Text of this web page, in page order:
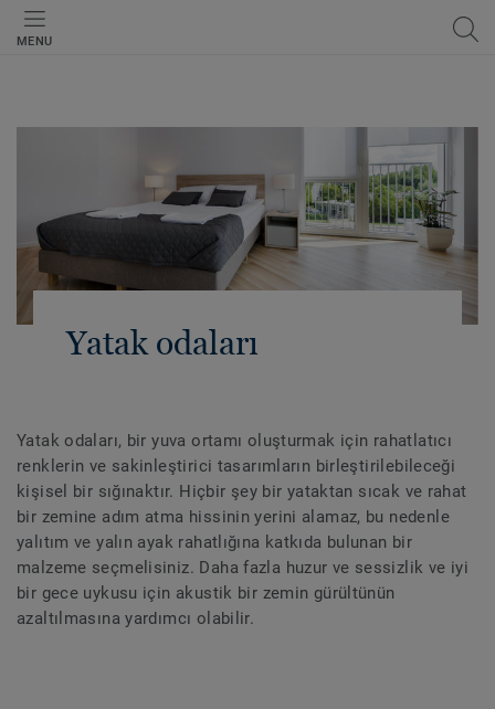
MENU
Yatak odaları
Yatak odaları, bir yuva ortamı oluşturmak için rahatlatıcı
renklerin ve sakinleştirici tasarımların birleştirilebileceği
kişisel bir sığınaktır. Hiçbir şey bir yataktan sıcak ve rahat
bir zemine adım atma hissinin yerini alamaz, bu nedenle
yalıtım ve yalın ayak rahatlığına katkıda bulunan bir
malzeme seçmelisiniz. Daha fazla huzur ve sessizlik ve iyi
bir gece uykusu için akustik bir zemin gürültünün
azaltılmasına yardımcı olabilir.